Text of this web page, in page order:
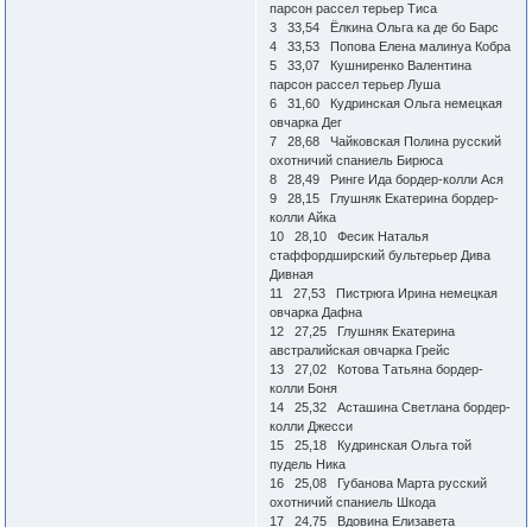
парсон рассел терьер Тиса
3 33,54 Ёлкина Ольга ка де бо Барс
4 33,53 Попова Елена малинуа Кобра
5 33,07 Кушниренко Валентина
парсон рассел терьер Луша
6 31,60 Кудринская Ольга немецкая
овчарка Дег
7 28,68 Чайковская Полина русский
охотничий спаниель Бирюса
8 28,49 Ринге Ида бордер-колли Ася
9 28,15 Глушняк Екатерина бордер-
колли Айка
10 28,10 Фесик Наталья
стаффордширский бультерьер Дива
Дивная
11 27,53 Пистрюга Ирина немецкая
овчарка Дафна
12 27,25 Глушняк Екатерина
австралийская овчарка Грейс
13 27,02 Котова Татьяна бордер-
колли Боня
14 25,32 Асташина Светлана бордер-
колли Джесси
15 25,18 Кудринская Ольга той
пудель Ника
16 25,08 Губанова Марта русский
охотничий спаниель Шкода
17 24,75 Вдовина Елизавета